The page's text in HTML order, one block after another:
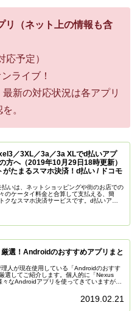
（ネット上の情報も含
予定）
ライブ！
新の対応状況は各アプリ
。
／3XL／3a／3a XLでd払いアプ
方へ（2019年10月29日18時更新）
がたまるスマホ決済！d払い / ドコモ
いは、ネットショッピングや街のお店での
のケータイ料金と合算して支払える、簡
クなスマホ決済サービスです。d払いアプ
い / ドコ...
厳選！Androidのおすすめアプリまと
人が現在使用している「Androidのおすす
選してご紹介します。個人的に「Nexus
なAndroidアプリを使ってきていますが、
2019.02.21